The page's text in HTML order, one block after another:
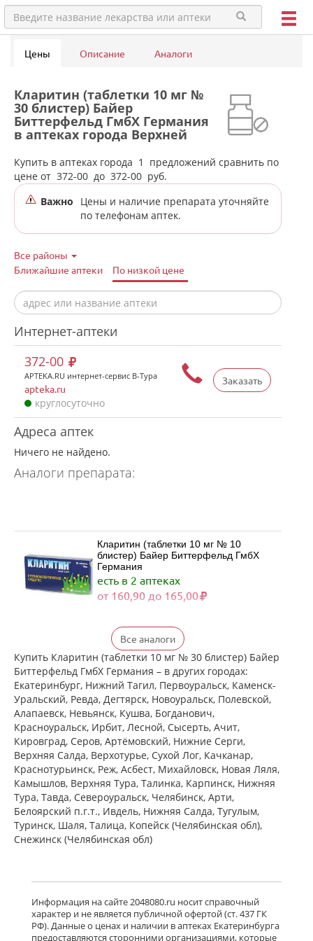
Цены Описание Аналоги
Кларитин (таблетки 10 мг №
30 блистер) Байер
Биттерфельд ГмбХ Германия
в аптеках города Верхней
Купить в аптеках города 1
предложений сравнить по
цене от 372-00 до 372-00 руб.
Важно
Цены и наличие препарата уточняйте
по телефонам аптек.
Все районы
Ближайшие аптеки
По низкой цене
Интернет-аптеки
Заказать
372-00
APTEKA.RU интернет-сервис В-Тура
apteka.ru
круглосуточно
Адреса аптек
Ничего не найдено.
Аналоги препарата:
Кларитин (таблетки 10 мг № 10
блистер) Байер Биттерфельд ГмбХ
Германия
есть в 2 аптеках
от 160,90 до 165,00
Кларитин (таблетки 10 мг № 30
блистер) Байер Биттерфельд ГмбХ
Германия
есть в 1 аптеках
от 372,00 до 372,00
Кларотадин (таблетки 10 мг N10)
Акрихин ХФК ОАО - Россия
Московская область, Нагинский р-н,
Старая Купавна
Нет в аптеках города
Кларитин (таблетки 10 мг № 7
блистер) Байер Биттерфельд ГмбХ
Германия
Нет в аптеках города
Кларотадин (таблетки 10 мг N7)
Акрихин ХФК ОАО - Россия
Московская область, Нагинский р-н,
Старая Купавна
Все аналоги
Купить Кларитин (таблетки 10 мг № 30 блистер) Байер
Биттерфельд ГмбХ Германия – в других городах:
Екатеринбург, Нижний Тагил, Первоуральск, Каменск-
Уральский, Ревда, Дегтярск, Новоуральск, Полевской,
Алапаевск, Невьянск, Кушва, Богданович,
Красноуральск, Ирбит, Лесной, Сысерть, Ачит,
Кировград, Серов, Артёмовский, Нижние Cерги,
Верхняя Салда, Верхотурье, Сухой Лог, Качканар,
Краснотурьинск, Реж, Асбест, Михайловск, Новая Ляля,
Камышлов, Верхняя Тура, Талинка, Карпинск, Нижняя
Тура, Тавда, Североуральск, Челябинск, Арти,
Белоярский п.г.т., Ивдель, Нижняя Салда, Тугулым,
Туринск, Шаля, Талица, Копейск (Челябинская обл),
Снежинск (Челябинская обл)
Информация на сайте 2048080.ru носит справочный
характер и не является публичной офертой (ст. 437 ГК
РФ). Данные о ценах и наличии в аптеках Екатеринбурга
предоставляются сторонними организациями, которые